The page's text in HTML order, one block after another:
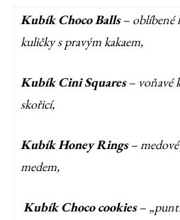
Kubík Choco Balls– oblíbené
kuličky s pravým kakaem,
Kubík Cini Squares– voňavé
skořicí,
Kubík Honey Rings–
medem,
Kubík Choco cookies–